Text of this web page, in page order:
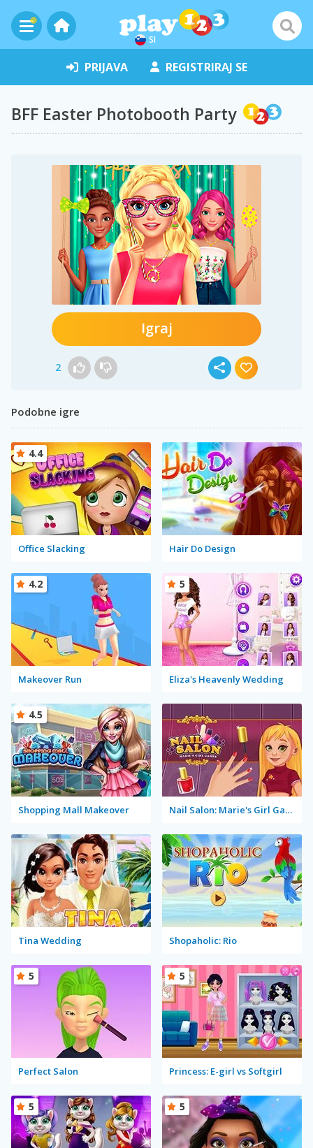
SI
PRIJAVA REGISTRIRAJ SE
BFF Easter Photobooth Party
Igraj
2
Podobne igre
Office Slacking
4.4
Hair Do Design
Makeover Run
4.2
Eliza's Heavenly Wedding
5
Shopping Mall Makeover
4.5
Nail Salon: Marie's Girl Games
Tina Wedding Shopaholic: Rio
Perfect Salon
5
Princess: E-girl vs Softgirl
5
5 5